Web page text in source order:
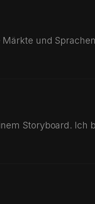
und
Storyboard. Ich